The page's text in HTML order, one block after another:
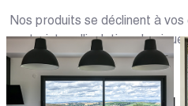
Nos produits se déclinent à vos
contraintes d'isolation